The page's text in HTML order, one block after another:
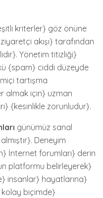
kriterler} göz önüne
akışı} tarafından
Yönetim titizliği}
{spam} ciddi düzeyde
tartışma
almak için} uzman
{kesinlikle zorunludur}.
günümüz sanal
Deneyim
İnternet forumları} derin
platformu belirleyerek}
insanlar} hayatlarına}
kolay biçimde}